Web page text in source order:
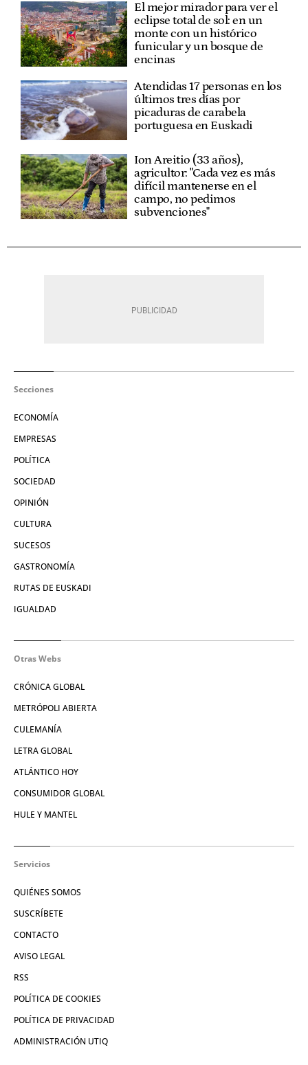
El mejor mirador para ver el
eclipse total de sol: en un
monte con un histórico
funicular y un bosque de
encinas
Atendidas 17 personas en los
últimos tres días por
picaduras de carabela
portuguesa en Euskadi
Ion Areitio (33 años),
agricultor: "Cada vez es más
difícil mantenerse en el
campo, no pedimos
subvenciones"
Secciones
ECONOMÍA
EMPRESAS
POLÍTICA
SOCIEDAD
OPINIÓN
CULTURA
SUCESOS
GASTRONOMÍA
RUTAS DE EUSKADI
IGUALDAD
Otras Webs
CRÓNICA GLOBAL
METRÓPOLI ABIERTA
CULEMANÍA
LETRA GLOBAL
ATLÁNTICO HOY
CONSUMIDOR GLOBAL
HULE Y MANTEL
Servicios
QUIÉNES SOMOS
SUSCRÍBETE
CONTACTO
AVISO LEGAL
RSS
POLÍTICA DE COOKIES
POLÍTICA DE PRIVACIDAD
ADMINISTRACIÓN UTIQ